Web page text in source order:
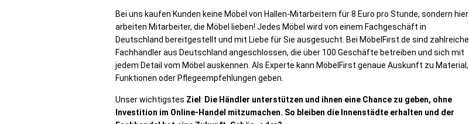
Bei uns kaufen Kunden keine Möbel von Hallen-Mitarbeitern für 8 Euro pro Stunde, sondern hier
arbeiten Mitarbeiter, die Möbel lieben! Jedes Möbel wird von einem Fachgeschäft in
Deutschland bereitgestellt und mit Liebe für Sie ausgesucht. Bei MöbelFirst.de sind zahlreiche
Fachhändler aus Deutschland angeschlossen, die über 100 Geschäfte betreiben und sich mit
jedem Detail vom Möbel auskennen. Als Experte kann MöbelFirst genaue Auskunft zu Material,
Funktionen oder Pflegeempfehlungen geben.
Unser wichtigstes Ziel : Die Händler unterstützen und ihnen eine Chance zu geben, ohne
Investition im Online-Handel mitzumachen. So bleiben die Innenstädte erhalten und der